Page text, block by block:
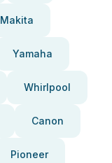
Makita
Yamaha
Whirlpool
Canon
Pioneer